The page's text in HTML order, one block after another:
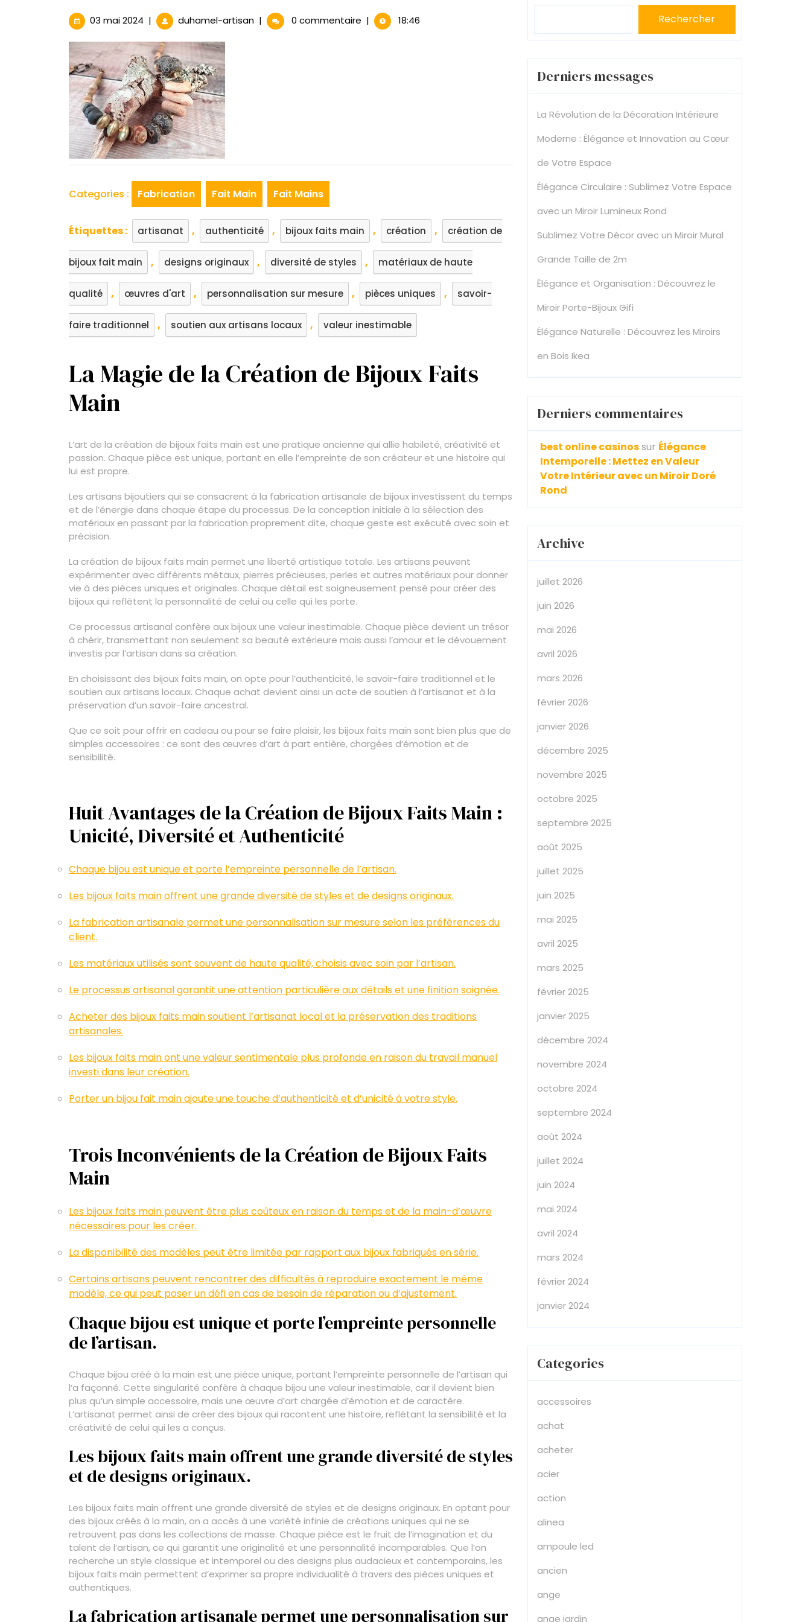
03 mai 2024 03
2024
| duhamel-artisanLa
Beauté
| 0 commentaire | 18:46
Categories : Fabrication Fait Main Fait Mains
Étiquettes : artisanat , authenticité , bijoux faits main , création , création de
bijoux fait main , designs originaux , diversité de styles , matériaux de haute
qualité , œuvres d'art , personnalisation sur mesure , pièces uniques , savoir-
faire traditionnel , soutien aux artisans locaux , valeur inestimable
La Magie de la Création de Bijoux Faits
Main
L’art de la création de bijoux faits main est une pratique ancienne qui allie habileté, créativité et
passion. Chaque pièce est unique, portant en elle l’empreinte de son créateur et une histoire qui
lui est propre.
Les artisans bijoutiers qui se consacrent à la fabrication artisanale de bijoux investissent du temps
et de l’énergie dans chaque étape du processus. De la conception initiale à la sélection des
matériaux en passant par la fabrication proprement dite, chaque geste est exécuté avec soin et
précision.
La création de bijoux faits main permet une liberté artistique totale. Les artisans peuvent
expérimenter avec différents métaux, pierres précieuses, perles et autres matériaux pour donner
vie à des pièces uniques et originales. Chaque détail est soigneusement pensé pour créer des
bijoux qui reflètent la personnalité de celui ou celle qui les porte.
Ce processus artisanal confère aux bijoux une valeur inestimable. Chaque pièce devient un trésor
à chérir, transmettant non seulement sa beauté extérieure mais aussi l’amour et le dévouement
investis par l’artisan dans sa création.
En choisissant des bijoux faits main, on opte pour l’authenticité, le savoir-faire traditionnel et le
soutien aux artisans locaux. Chaque achat devient ainsi un acte de soutien à l’artisanat et à la
préservation d’un savoir-faire ancestral.
Que ce soit pour offrir en cadeau ou pour se faire plaisir, les bijoux faits main sont bien plus que de
simples accessoires : ce sont des œuvres d’art à part entière, chargées d’émotion et de
sensibilité.
Huit Avantages de la Création de Bijoux Faits Main :
Unicité, Diversité et Authenticité
Chaque bijou est unique et porte l’empreinte personnelle de l’artisan.
Les bijoux faits main offrent une grande diversité de styles et de designs originaux.
La fabrication artisanale permet une personnalisation sur mesure selon les préférences du
client.
Les matériaux utilisés sont souvent de haute qualité, choisis avec soin par l’artisan.
Le processus artisanal garantit une attention particulière aux détails et une finition soignée.
Acheter des bijoux faits main soutient l’artisanat local et la préservation des traditions
artisanales.
Les bijoux faits main ont une valeur sentimentale plus profonde en raison du travail manuel
investi dans leur création.
Porter un bijou fait main ajoute une touche d’authenticité et d’unicité à votre style.
Trois Inconvénients de la Création de Bijoux Faits
Main
Les bijoux faits main peuvent être plus coûteux en raison du temps et de la main-d’œuvre
nécessaires pour les créer.
La disponibilité des modèles peut être limitée par rapport aux bijoux fabriqués en série.
Certains artisans peuvent rencontrer des difficultés à reproduire exactement le même
modèle, ce qui peut poser un défi en cas de besoin de réparation ou d’ajustement.
Chaque bijou est unique et porte l’empreinte personnelle
de l’artisan.
Chaque bijou créé à la main est une pièce unique, portant l’empreinte personnelle de l’artisan qui
l’a façonné. Cette singularité confère à chaque bijou une valeur inestimable, car il devient bien
plus qu’un simple accessoire, mais une œuvre d’art chargée d’émotion et de caractère.
L’artisanat permet ainsi de créer des bijoux qui racontent une histoire, reflétant la sensibilité et la
créativité de celui qui les a conçus.
Les bijoux faits main offrent une grande diversité de styles
et de designs originaux.
Les bijoux faits main offrent une grande diversité de styles et de designs originaux. En optant pour
des bijoux créés à la main, on a accès à une variété infinie de créations uniques qui ne se
retrouvent pas dans les collections de masse. Chaque pièce est le fruit de l’imagination et du
talent de l’artisan, ce qui garantit une originalité et une personnalité incomparables. Que l’on
recherche un style classique et intemporel ou des designs plus audacieux et contemporains, les
bijoux faits main permettent d’exprimer sa propre individualité à travers des pièces uniques et
authentiques.
La fabrication artisanale permet une personnalisation sur
Rechercher
Derniers messages
La Révolution de la Décoration Intérieure
Moderne : Élégance et Innovation au Cœur
de Votre Espace
Élégance Circulaire : Sublimez Votre Espace
avec un Miroir Lumineux Rond
Sublimez Votre Décor avec un Miroir Mural
Grande Taille de 2m
Élégance et Organisation : Découvrez le
Miroir Porte-Bijoux Gifi
Élégance Naturelle : Découvrez les Miroirs
en Bois Ikea
Derniers commentaires
best online casinossur Élégance
Intemporelle : Mettez en Valeur
Votre Intérieur avec un Miroir Doré
Rond
Archive
juillet 2026
juin 2026
mai 2026
avril 2026
mars 2026
février 2026
janvier 2026
décembre 2025
novembre 2025
octobre 2025
septembre 2025
août 2025
juillet 2025
juin 2025
mai 2025
avril 2025
mars 2025
février 2025
janvier 2025
décembre 2024
novembre 2024
octobre 2024
septembre 2024
août 2024
juillet 2024
juin 2024
mai 2024
avril 2024
mars 2024
février 2024
janvier 2024
Categories
accessoires
achat
acheter
acier
action
alinea
ampoule led
ancien
ange
ange jardin